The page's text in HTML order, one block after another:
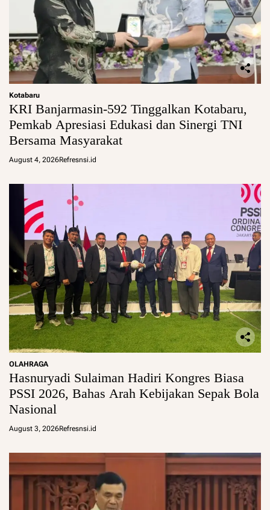
Kotabaru
KRI Banjarmasin-592 Tinggalkan Kotabaru,
Pemkab Apresiasi Edukasi dan Sinergi TNI
Bersama Masyarakat
August 4, 2026Refresnsi.id
OLAHRAGA
Hasnuryadi Sulaiman Hadiri Kongres Biasa
PSSI 2026, Bahas Arah Kebijakan Sepak Bola
Nasional
August 3, 2026Refresnsi.id